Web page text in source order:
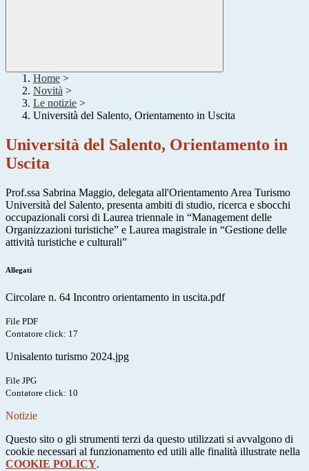
Home >
Novità >
Le notizie >
Università del Salento, Orientamento in Uscita
Università del Salento, Orientamento in
Uscita
Prof.ssa Sabrina Maggio, delegata all'Orientamento Area Turismo
Università del Salento, presenta ambiti di studio, ricerca e sbocchi
occupazionali corsi di Laurea triennale in “Management delle
Organizzazioni turistiche” e Laurea magistrale in “Gestione delle
attività turistiche e culturali”
Allegati
Circolare n. 64 Incontro orientamento in uscita.pdf
File PDF
Contatore click: 17
Unisalento turismo 2024.jpg
File JPG
Contatore click: 10
Notizie
Questo sito o gli strumenti terzi da questo utilizzati si avvalgono di
cookie necessari al funzionamento ed utili alle finalità illustrate nella
COOKIE POLICY.